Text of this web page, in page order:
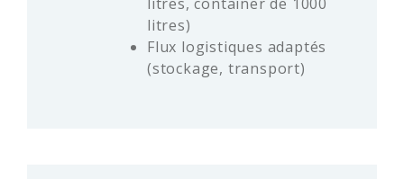
litres)
Flux logistiques adaptés
(stockage, transport)